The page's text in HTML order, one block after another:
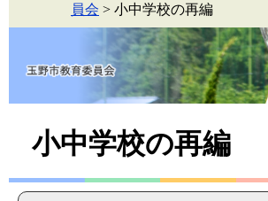
員会 > 小中学校の再編
小中学校の再編